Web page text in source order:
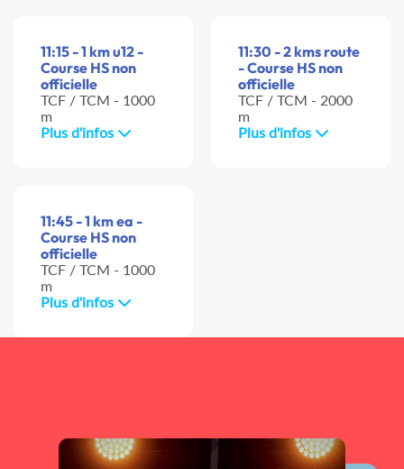
11:15 - 1 km u12 -
Course HS non
officielle
TCF / TCM - 1000
m
Plus d'infos
11:30 - 2 kms route
- Course HS non
officielle
TCF / TCM - 2000
m
Plus d'infos
11:45 - 1 km ea -
Course HS non
officielle
TCF / TCM - 1000
m
Plus d'infos